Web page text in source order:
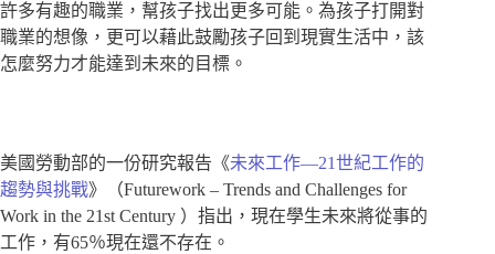
許多有趣的職業，幫孩子找出更多可能。為孩子打開對
職業的想像，更可以藉此鼓勵孩子回到現實生活中，該
怎麼努力才能達到未來的目標。
美國勞動部的一份研究報告《未來工作—21世紀工作的
趨勢與挑戰》（Futurework – Trends and Challenges for
Work in the 21st Century ）指出，現在學生未來將從事的
工作，有65％現在還不存在。